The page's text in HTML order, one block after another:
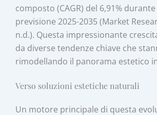
composto (CAGR) del 6,91%
previsione 2025-2035 (Market
n.d.). Questa impressionante
da diverse tendenze chiave che
rimodellando il panorama estetico
Verso soluzioni estetiche naturali
Un motore principale di questa